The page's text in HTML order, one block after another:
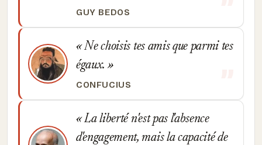
GUY BEDOS
Ne choisis tes amis que parmi tes
égaux.
CONFUCIUS
La liberté n'est pas l'absence
d'engagement, mais la capacité de